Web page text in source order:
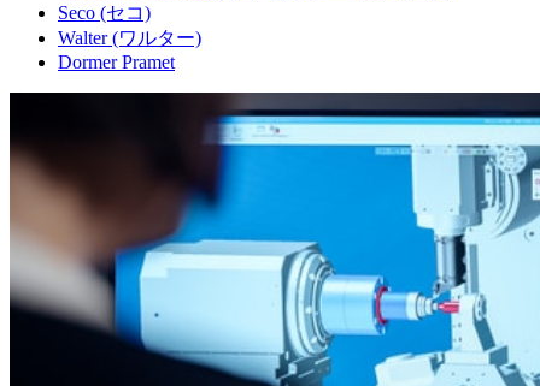
Seco (セコ)
Walter (ワルター)
Dormer Pramet